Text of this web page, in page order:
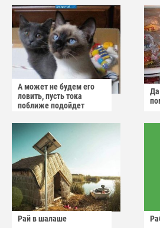
А может не будем его
ловить, пусть тока
поближе подойдет
Рай в шалаше